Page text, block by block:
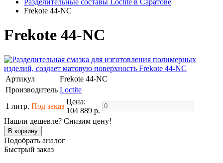
Разделительные составы Loctite в Саратове
Frekote 44-NC
Frekote 44-NC
Артикул
Frekote 44-NC
Производитель Loctite
1 литр. Под заказ
Цена:
104 889 р.
Нашли дешевле? Снизим цену!
Подобрать аналог
Быстрый заказ